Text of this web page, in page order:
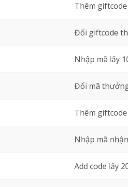
Thêm
Đổi giftcode
Nhập mã lấy
Đổi mã
Thêm
Nhập mã
Add code lấy